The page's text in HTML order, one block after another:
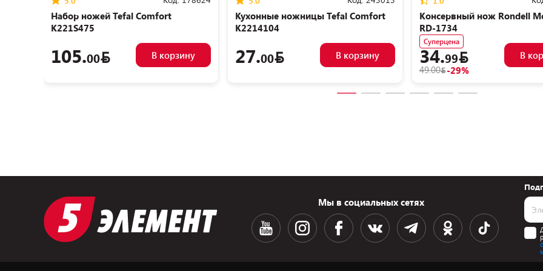
Набор ножей Tefal Сomfort
K221S475
105.00 В корзину
Кухонные ножницы Tefal Comfort
K2214104
27.00 В корзину
Консервный нож Rondell
RD-1734
Суперцена
34.99
49.00 -29%
В
Мы в социальных сетях